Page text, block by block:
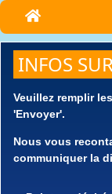
INFOS
Veuillez remplir
'Envoyer'.
Nous vous
communiquer la